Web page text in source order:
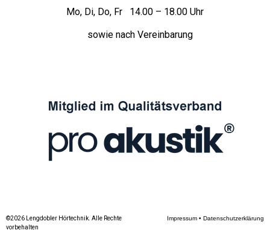
Mo, Di, Do, Fr 14.00 – 18.00 Uhr
sowie nach Vereinbarung
©2026 Lengdobler Hörtechnik. Alle Rechte
vorbehalten
Impressum • Datenschutzerklärung